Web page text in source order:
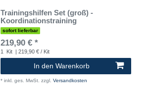
Trainingshilfen Set (groß) -
Koordinationstraining
sofort lieferbar
219,90 € *
1 Kit | 219,90 € / Kit
In den Warenkorb
* inkl. ges. MwSt. zzgl. Versandkosten